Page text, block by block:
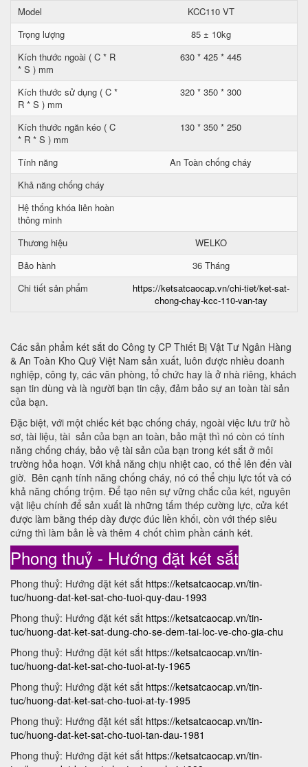
Model
KCC110 VT
Trọng lượng
85 ± 10kg
Kích thước ngoài ( C * R
* S ) mm
630 * 425 * 445
Kích thước sử dụng ( C *
R * S ) mm
320 * 350 * 300
Kích thước ngăn kéo ( C
* R * S ) mm
130 * 350 * 250
Tính năng
An Toàn chống cháy
Khả năng chống cháy
Hệ thống khóa liên hoàn
thông minh
Thương hiệu
WELKO
Bảo hành
36 Tháng
Chi tiết sản phẩm
https://ketsatcaocap.vn/chi-tiet/ket-sat-
chong-chay-kcc-110-van-tay
Các sản phẩm két sắt do Công ty CP Thiết Bị Vật Tư Ngân Hàng
& An Toàn Kho Quỹ Việt Nam sản xuất, luôn được nhiều doanh
nghiệp, công ty, các văn phòng, tổ chức hay là ở nhà riêng, khách
sạn tin dùng và là người bạn tin cậy, đảm bảo sự an toàn tài sản
của bạn.
Đặc biệt, với một chiếc két bạc chống cháy, ngoài việc lưu trữ hồ
sơ, tài liệu, tài sản của bạn an toàn, bảo mật thì nó còn có tính
năng chống cháy, bảo vệ tài sản của bạn trong két sắt ở môi
trường hỏa hoạn. Với khả năng chịu nhiệt cao, có thể lên đến vài
giờ. Bên cạnh tính năng chống cháy, nó có thể chịu lực tốt và có
khả năng chống trộm. Để tạo nên sự vững chắc của két, nguyên
vật liệu chính để sản xuất là những tấm thép cường lực, cửa két
được làm bằng thép dày được đúc liền khối, còn với thép siêu
cứng thì làm bản lề và thêm 4 chốt chìm phần cánh két.
Phong thuỷ - Hướng đặt két sắt
Phong thuỷ: Hướng đặt két sắt https://ketsatcaocap.vn/tin-
tuc/huong-dat-ket-sat-cho-tuoi-quy-dau-1993
Phong thuỷ: Hướng đặt két sắt https://ketsatcaocap.vn/tin-
tuc/huong-dat-ket-sat-dung-cho-se-dem-tai-loc-ve-cho-gia-chu
Phong thuỷ: Hướng đặt két sắt https://ketsatcaocap.vn/tin-
tuc/huong-dat-ket-sat-cho-tuoi-at-ty-1965
Phong thuỷ: Hướng đặt két sắt https://ketsatcaocap.vn/tin-
tuc/huong-dat-ket-sat-cho-tuoi-at-ty-1995
Phong thuỷ: Hướng đặt két sắt https://ketsatcaocap.vn/tin-
tuc/huong-dat-ket-sat-cho-tuoi-tan-dau-1981
Phong thuỷ: Hướng đặt két sắt https://ketsatcaocap.vn/tin-